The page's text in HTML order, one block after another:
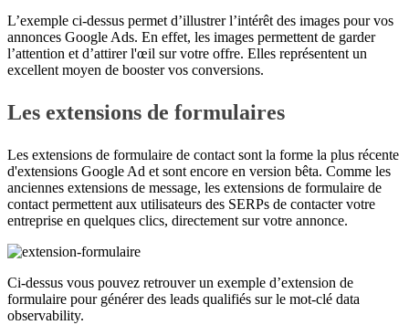
L’exemple ci-dessus permet d’illustrer l’intérêt des images pour vos
annonces Google Ads. En effet, les images permettent de garder
l’attention et d’attirer l'œil sur votre offre. Elles représentent un
excellent moyen de booster vos conversions.
Les extensions de formulaires
Les extensions de formulaire de contact sont la forme la plus récente
d'extensions Google Ad et sont encore en version bêta. Comme les
anciennes extensions de message, les extensions de formulaire de
contact permettent aux utilisateurs des SERPs de contacter votre
entreprise en quelques clics, directement sur votre annonce.
Ci-dessus vous pouvez retrouver un exemple d’extension de
formulaire pour générer des leads qualifiés sur le mot-clé data
observability.